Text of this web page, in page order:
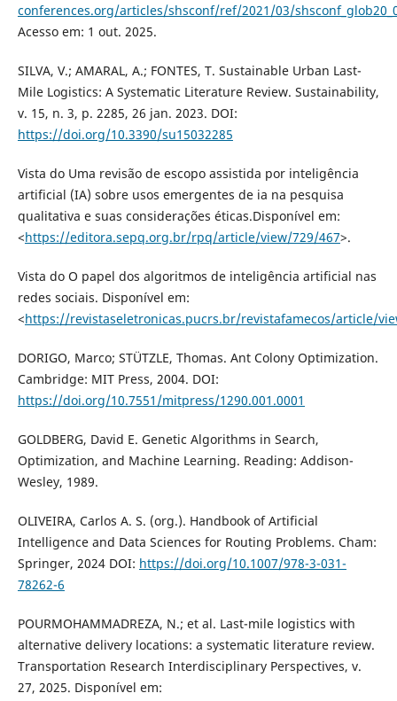
conferences.org/articles/shsconf/ref/2021/03/
Acesso em: 1 out. 2025.
SILVA, V.; AMARAL, A.; FONTES, T. Sustainable Urban Last-
Mile Logistics: A Systematic Literature Review. Sustainability,
v. 15, n. 3, p. 2285, 26 jan. 2023. DOI:
https://doi.org/10.3390/su15032285
Vista do Uma revisão de escopo assistida por inteligência
artificial (IA) sobre usos emergentes de ia na pesquisa
qualitativa e suas considerações éticas.Disponível em:
<https://editora.sepq.org.br/rpq/article/view/729/467>.
Vista do O papel dos algoritmos de inteligência artificial nas
redes sociais. Disponível em:
<https://revistaseletronicas.pucrs.br/revistafamecos/article/
DORIGO, Marco; STÜTZLE, Thomas. Ant Colony Optimization.
Cambridge: MIT Press, 2004. DOI:
https://doi.org/10.7551/mitpress/1290.001.0001
GOLDBERG, David E. Genetic Algorithms in Search,
Optimization, and Machine Learning. Reading: Addison-
Wesley, 1989.
OLIVEIRA, Carlos A. S. (org.). Handbook of Artificial
Intelligence and Data Sciences for Routing Problems. Cham:
Springer, 2024 DOI: https://doi.org/10.1007/978-3-031-
78262-6
POURMOHAMMADREZA, N.; et al. Last-mile logistics with
alternative delivery locations: a systematic literature review.
Transportation Research Interdisciplinary Perspectives, v.
27, 2025. Disponível em: